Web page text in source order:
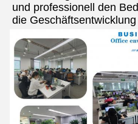
und professionell den
die